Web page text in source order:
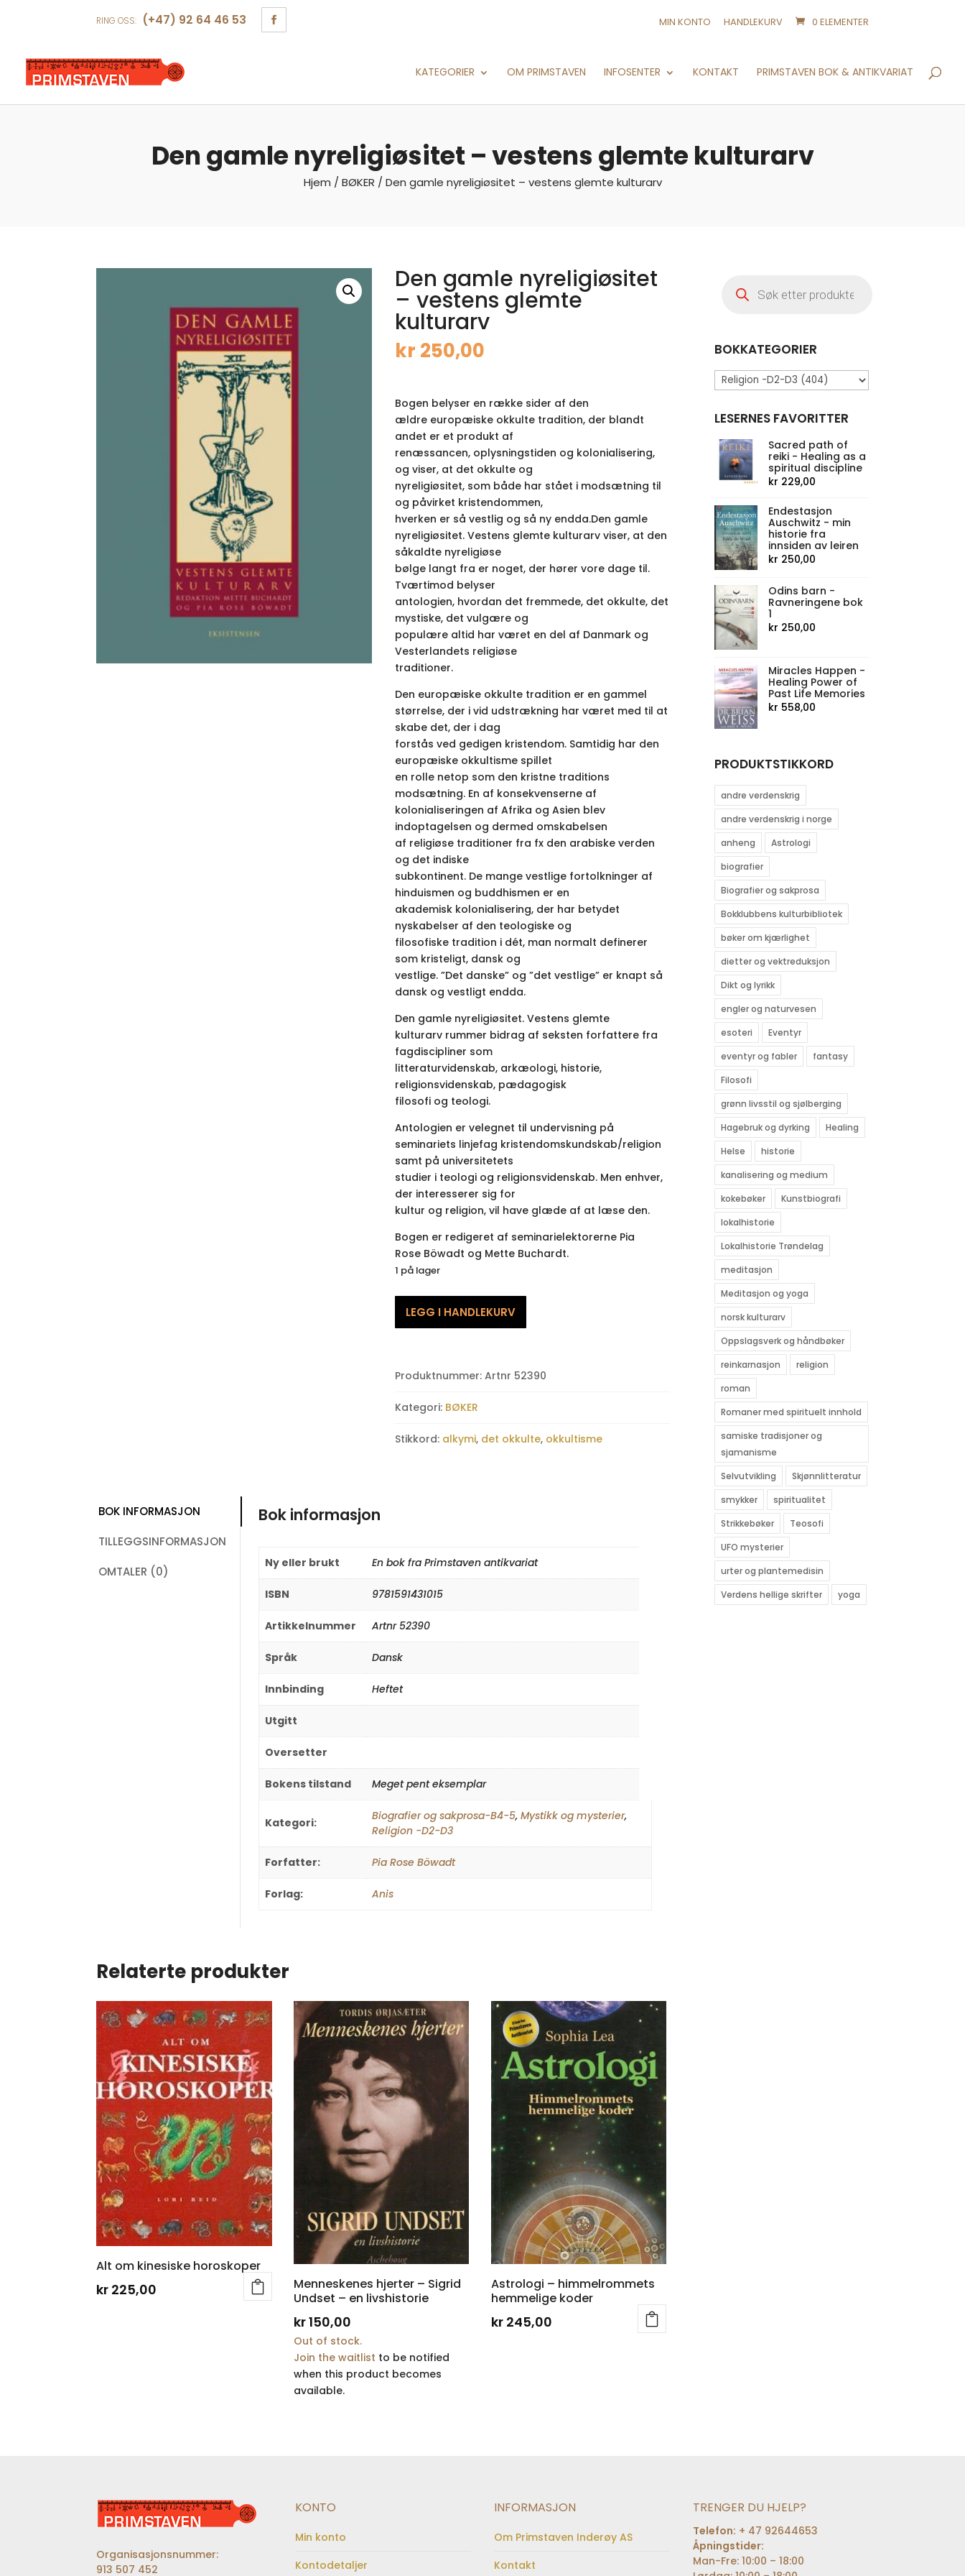
RING OSS: (+47) 92 64 46 53 MIN KONTO HANDLEKURV 0 ELEMENTER
KATEGORIER OM PRIMSTAVEN INFOSENTER KONTAKT PRIMSTAVEN BOK & ANTIKVARIAT
Den gamle nyreligiøsitet – vestens glemte kulturarv
Hjem /BØKER / Den gamle nyreligiøsitet – vestens glemte kulturarv
Den gamle nyreligiøsitet
– vestens glemte
kulturarv
kr 250,00
Bogen belyser en række sider af den
ældre europæiske okkulte tradition, der blandt
andet er et produkt af
renæssancen, oplysningstiden og kolonialisering,
og viser, at det okkulte og
nyreligiøsitet, som både har stået i modsætning til
og påvirket kristendommen,
hverken er så vestlig og så ny endda.Den gamle
nyreligiøsitet. Vestens glemte kulturarv viser, at den
såkaldte nyreligiøse
bølge langt fra er noget, der hører vore dage til.
Tværtimod belyser
antologien, hvordan det fremmede, det okkulte, det
mystiske, det vulgære og
populære altid har været en del af Danmark og
Vesterlandets religiøse
traditioner.
Den europæiske okkulte tradition er en gammel
størrelse, der i vid udstrækning har været med til at
skabe det, der i dag
forstås ved gedigen kristendom. Samtidig har den
europæiske okkultisme spillet
en rolle netop som den kristne traditions
modsætning. En af konsekvenserne af
kolonialiseringen af Afrika og Asien blev
indoptagelsen og dermed omskabelsen
af religiøse traditioner fra fx den arabiske verden
og det indiske
subkontinent. De mange vestlige fortolkninger af
hinduismen og buddhismen er en
akademisk kolonialisering, der har betydet
nyskabelser af den teologiske og
filosofiske tradition i dét, man normalt definerer
som kristeligt, dansk og
vestlige. ”Det danske” og ”det vestlige” er knapt så
dansk og vestligt endda.
Den gamle nyreligiøsitet. Vestens glemte
kulturarv rummer bidrag af seksten forfattere fra
fagdiscipliner som
litteraturvidenskab, arkæologi, historie,
religionsvidenskab, pædagogisk
filosofi og teologi.
Antologien er velegnet til undervisning på
seminariets linjefag kristendomskundskab/religion
samt på universitetets
studier i teologi og religionsvidenskab. Men enhver,
der interesserer sig for
kultur og religion, vil have glæde af at læse den.
Bogen er redigeret af seminarielektorerne Pia
Rose Böwadt og Mette Buchardt.
1 på lager
gamle
vestens
kulturarv
antall
LEGG I HANDLEKURV
Produktnummer: Artnr 52390
Kategori: BØKER
Stikkord: alkymi, det okkulte, okkultisme
BOK INFORMASJON
TILLEGGSINFORMASJON
OMTALER (0)
Bok informasjon
Ny eller brukt En bok fra Primstaven antikvariat
ISBN 9781591431015
Artikkelnummer Artnr 52390
Språk Dansk
Innbinding Heftet
Utgitt
Oversetter
Bokens tilstand Meget pent eksemplar
Kategori: Biografier og sakprosa-B4-5,Mystikk og mysterier,
Religion -D2-D3
Forfatter: Pia Rose Böwadt
Forlag: Anis
Relaterte produkter
Alt om kinesiske horoskoper
kr 225,00
Menneskenes hjerter – Sigrid
Undset – en livshistorie
kr150,00
Out of stock.
Join the waitlist to be notified
when this product becomes
available.
Astrologi – himmelrommets
hemmelige koder
kr245,00
search
BOKKATEGORIER
LESERNES FAVORITTER
Sacred path of
reiki - Healing as a
spiritual discipline
kr 229,00
Endestasjon
Auschwitz - min
historie fra
innsiden av leiren
kr 250,00
Odins barn -
Ravneringene bok
1
kr 250,00
Miracles Happen -
Healing Power of
Past Life Memories
kr 558,00
PRODUKTSTIKKORD
andre verdenskrig
andre verdenskrig i norge
anheng
Astrologi
biografier
Biografier og sakprosa
Bokklubbens kulturbibliotek
bøker om kjærlighet
dietter og vektreduksjon
Dikt og lyrikk
engler og naturvesen
esoteri
Eventyr
eventyr og fabler
fantasy
Filosofi
grønn livsstil og sjølberging
Hagebruk og dyrking
Healing
Helse
historie
kanalisering og medium
kokebøker
Kunstbiografi
lokalhistorie
Lokalhistorie Trøndelag
meditasjon
Meditasjon og yoga
norsk kulturarv
Oppslagsverk og håndbøker
reinkarnasjon
religion
roman
Romaner med spirituelt innhold
samiske tradisjoner og
sjamanisme
Selvutvikling
Skjønnlitteratur
smykker
spiritualitet
Strikkebøker
Teosofi
UFO mysterier
urter og plantemedisin
Verdens hellige skrifter
yoga
Organisasjonsnummer:
913 507 452
KONTO
Min konto
Kontodetaljer
INFORMASJON
Om Primstaven Inderøy AS
Kontakt
TRENGER DU HJELP?
Telefon: + 47 92644653
Åpningstider:
Man-Fre: 10:00 – 18:00